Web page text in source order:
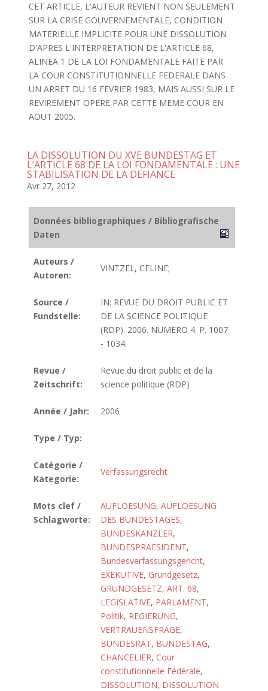
CET ARTICLE, L'AUTEUR REVIENT NON SEULEMENT
SUR LA CRISE GOUVERNEMENTALE, CONDITION
MATERIELLE IMPLICITE POUR UNE DISSOLUTION
D'APRES L'INTERPRETATION DE L'ARTICLE 68,
ALINEA 1 DE LA LOI FONDAMENTALE FAITE PAR
LA COUR CONSTITUTIONNELLE FEDERALE DANS
UN ARRET DU 16 FEVRIER 1983, MAIS AUSSI SUR LE
REVIREMENT OPERE PAR CETTE MEME COUR EN
AOUT 2005.
LA DISSOLUTION DU XVE BUNDESTAG ET
L’ARTICLE 68 DE LA LOI FONDAMENTALE : UNE
STABILISATION DE LA DEFIANCE
Avr 27, 2012
Données bibliographiques / Bibliografische
Daten
Auteurs /
Autoren:
VINTZEL, CELINE;
Source /
Fundstelle:
IN: REVUE DU DROIT PUBLIC ET
DE LA SCIENCE POLITIQUE
(RDP). 2006. NUMERO 4. P. 1007
- 1034.
Revue /
Zeitschrift:
Revue du droit public et de la
science politique (RDP)
Année / Jahr: 2006
Type / Typ:
Catégorie /
Kategorie:
Verfassungsrecht
Mots clef /
Schlagworte:
AUFLOESUNG, AUFLOESUNG
DES BUNDESTAGES,
BUNDESKANZLER,
BUNDESPRAESIDENT,
Bundesverfassungsgericht,
EXEKUTIVE, Grundgesetz,
GRUNDGESETZ, ART. 68,
LEGISLATIVE, PARLAMENT,
Politik, REGIERUNG,
VERTRAUENSFRAGE,
BUNDESRAT, BUNDESTAG,
CHANCELIER, Cour
constitutionnelle Fédérale,
DISSOLUTION, DISSOLUTION